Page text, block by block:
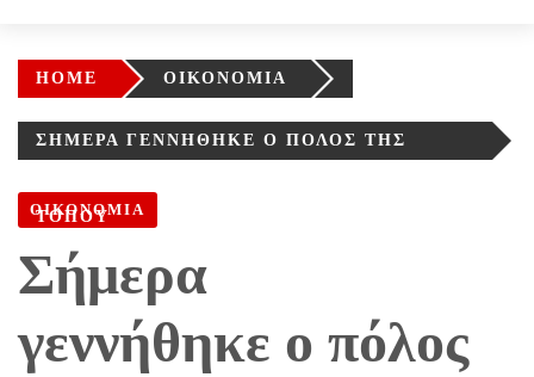
HOME ΟΙΚΟΝΟΜΙΑ
ΣΉΜΕΡΑ ΓΕΝΝΉΘΗΚΕ Ο ΠΌΛΟΣ ΤΗΣ
ΤΌΠΟΥ
ΟΙΚΟΝΟΜΙΑ
Σήμερα
γεννήθηκε ο πόλος